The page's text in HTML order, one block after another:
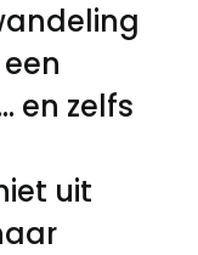
en zelfs
uit